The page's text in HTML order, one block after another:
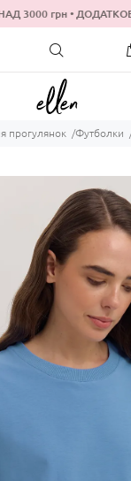
3000 грн •
прогулянок Футболки